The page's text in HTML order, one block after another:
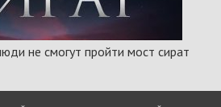
не смогут пройти мост сират